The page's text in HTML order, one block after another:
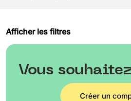
Afficher les filtres
Vous
Créer un